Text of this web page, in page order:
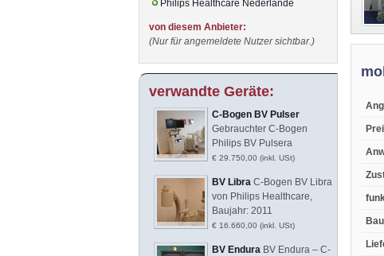
Philips Healthcare Nederlande
von diesem Anbieter:
(Nur für angemeldete Nutzer sichtbar.)
verwandte Geräte:
C-Bogen BV Pulser
Gebrauchter C-Bogen
Philips BV Pulsera
€ 29.750,00 (inkl. USt)
BV Libra C-Bogen BV Libra
von Philips Healthcare,
Baujahr: 2011
€ 16.660,00 (inkl. USt)
BV Endura BV Endura – C-